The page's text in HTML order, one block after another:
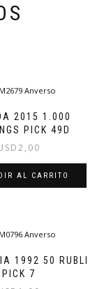
2015 1.000
PICK 49D
2,00
AL CARRITO
1992 50 RUBLEI
PICK 7